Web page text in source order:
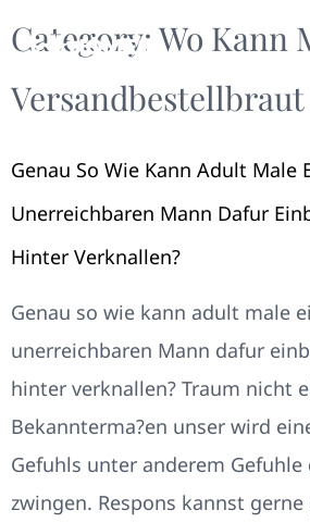
Category: Wo Kann
Genau So Wie Kann Adult Male
Unerreichbaren Mann Dafur
Hinter Verknallen?
Genau so wie kann adult male
unerreichbaren Mann dafur
hinter verknallen? Traum nicht
Bekannterma?en unser wird
Gefuhls unter anderem
zwingen. Respons kannst